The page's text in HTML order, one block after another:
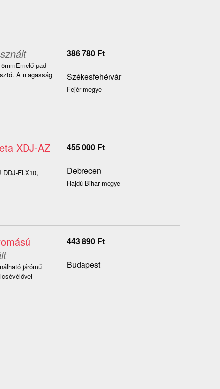
pad
A magasság
386 780 Ft
Székesfehérvár
Fejér megye
XDJ-AZ
DDJ-FLX10,
455 000 Ft
Debrecen
Hajdú-Bihar megye
járómű
443 890 Ft
Budapest